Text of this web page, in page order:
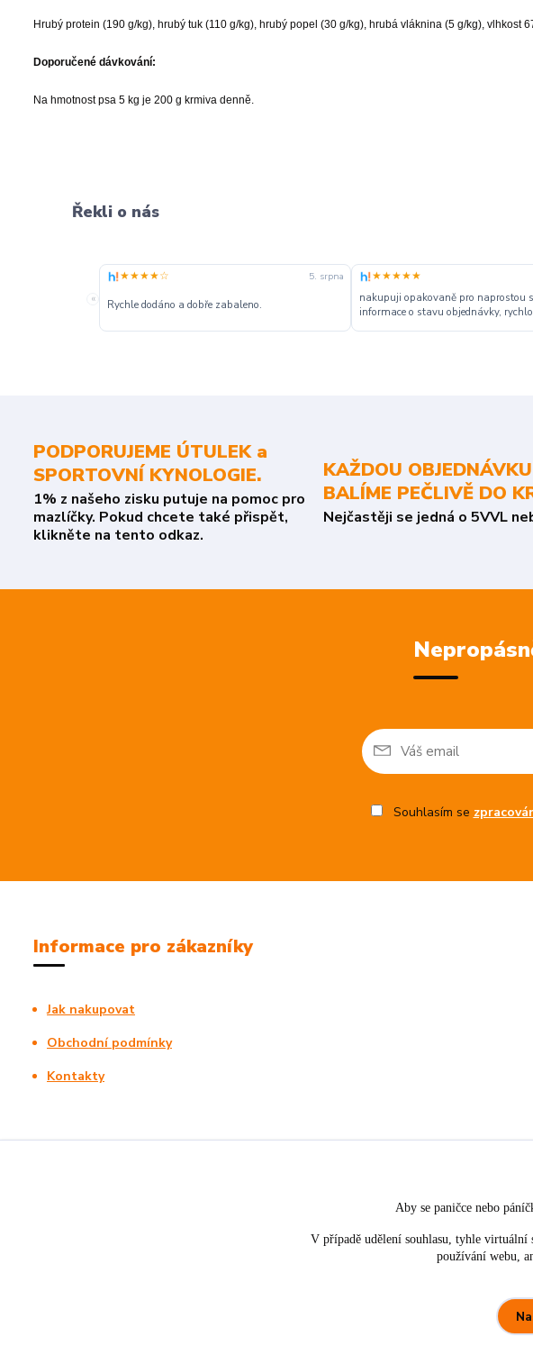
Hrubý protein (190 g/kg), hrubý tuk (110 g/kg), hrubý popel (30 g/kg), hrubá vláknina (5 g/kg), vlhkost
Doporučené dávkování:
Na hmotnost psa 5 kg je 200 g krmiva denně.
Řekli o nás
«
★★★★☆ 5. srpna
Rychle dodáno a dobře zabaleno.
★★★★★
nakupuji opakovaně pro naprostou
informace o stavu objednávky,
PODPORUJEME ÚTULEK a
SPORTOVNÍ KYNOLOGIE.
1% z našeho zisku putuje na pomoc pro
mazlíčky. Pokud chcete také přispět,
klikněte na tento odkaz.
KAŽDOU OBJEDNÁVKU
BALÍME PEČLIVĚ DO
Nejčastěji se jedná o 5VVL
Souhlasím se
Informace pro zákazníky
Jak nakupovat
Obchodní podmínky
Kontakty
Aby se paničce nebo
V případě udělení souhlasu, tyhle virtuální
používání webu,
Perfektní